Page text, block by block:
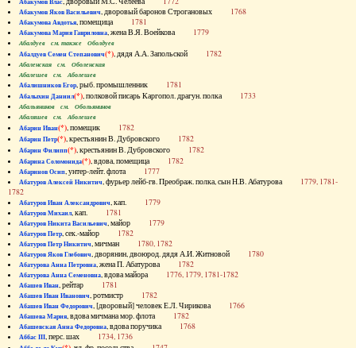
Абакумов Яков Васильевич, дворовый баронов Строгановых 1768
Абакумова Авдотья, помещица 1781
Абакумова Мария Гавриловна, жена В.Я. Воейкова 1779
Абалдуев см. также Оболдуев
Абалдуев Семен Степанович(*), дядя А.А. Запольской 1782
Абаленская см. Оболенская
Абалешев см. Аболешев
Абалишников Егор, рыб. промышленник 1781
Абалыхин Даниил(*), полковой писарь Каргопол. драгун. полка 1733
Абальянинов см. Обольянинов
Абаляшев см. Аболешев
Абарин Иван(*), помещик 1782
Абарин Петр(*), крестьянин В. Дубровского 1782
Абарин Филипп(*), крестьянин В. Дубровского 1782
Абарина Соломонида(*), вдова, помещица 1782
Абаринов Осип, унтер-лейт. флота 1777
Абатуров Алексей Никитич, фурьер лейб-гв. Преображ. полка, сын Н.В. Абатурова 1779, 1781-
1782
Абатуров Иван Александрович, кап. 1779
Абатуров Михаил, кап. 1781
Абатуров Никита Васильевич, майор 1779
Абатуров Петр, сек.-майор 1782
Абатуров Петр Никитич, мичман 1780, 1782
Абатуров Яков Глебович, дворянин, двоюрод. дядя А.И. Житновой 1780
Абатурова Анна Петровна, жена П. Абатурова 1782
Абатурова Анна Семеновна, вдова майора 1776, 1779, 1781-1782
Абашев Иван, рейтар 1781
Абашев Иван Иванович, ротмистр 1782
Абашев Иван Федорович, [дворовый] человек Е.Л. Чирикова 1766
Абашева Мария, вдова мичмана мор. флота 1782
Абашевская Анна Федоровна, вдова поручика 1768
Аббас III, перс. шах 1734, 1736